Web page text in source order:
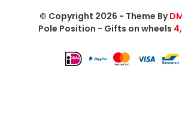
© Copyright 2026 - Theme By
Pole Position - Gifts on wheels